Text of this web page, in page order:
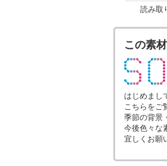
読み取
この素
はじめまし
こちらをご
季節の背景
今後色々な
宜しくお願